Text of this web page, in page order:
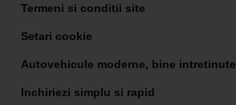
Termeni si conditii site
Setari cookie
Autovehicule moderne, bine intretinute
Inchiriezi simplu si rapid